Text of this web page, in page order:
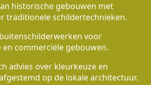
historische gebouwen met
traditionele schildertechnieken.
voor
en commerciële gebouwen.
advies over kleurkeuze en
op de lokale architectuur.